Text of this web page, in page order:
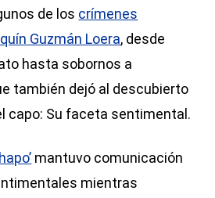
de los crímenes
Guzmán Loera, desde
hasta sobornos a
también dejó al descubierto
capo: Su faceta sentimental.
mantuvo comunicación
mientras